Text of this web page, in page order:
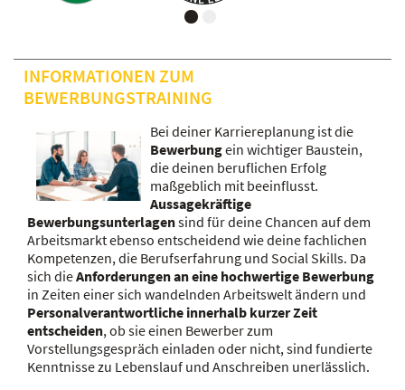
INFORMATIONEN ZUM
BEWERBUNGSTRAINING
Bei deiner Karriereplanung ist die
Bewerbungein wichtiger Baustein,
die deinen beruflichen Erfolg
maßgeblich mit beeinflusst.
Aussagekräftige
Bewerbungsunterlagensind für deine Chancen auf dem
Arbeitsmarkt ebenso entscheidend wie deine fachlichen
Kompetenzen, die Berufserfahrung und Social Skills. Da
sich dieAnforderungen an eine hochwertige Bewerbung
in Zeiten einer sich wandelnden Arbeitswelt ändern und
Personalverantwortliche innerhalb kurzer Zeit
entscheiden, ob sie einen Bewerber zum
Vorstellungsgespräch einladen oder nicht, sind fundierte
Kenntnisse zu Lebenslauf und Anschreiben unerlässlich.